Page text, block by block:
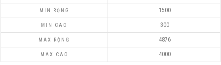
1500
300
4876
4000